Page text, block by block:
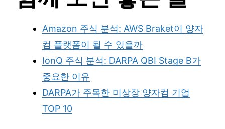
Amazon 주식 분석: AWS Braket이 양자
컴 플랫폼이 될 수 있을까
IonQ 주식 분석: DARPA QBI Stage B가
중요한 이유
DARPA가 주목한 미상장 양자컴 기업
TOP 10